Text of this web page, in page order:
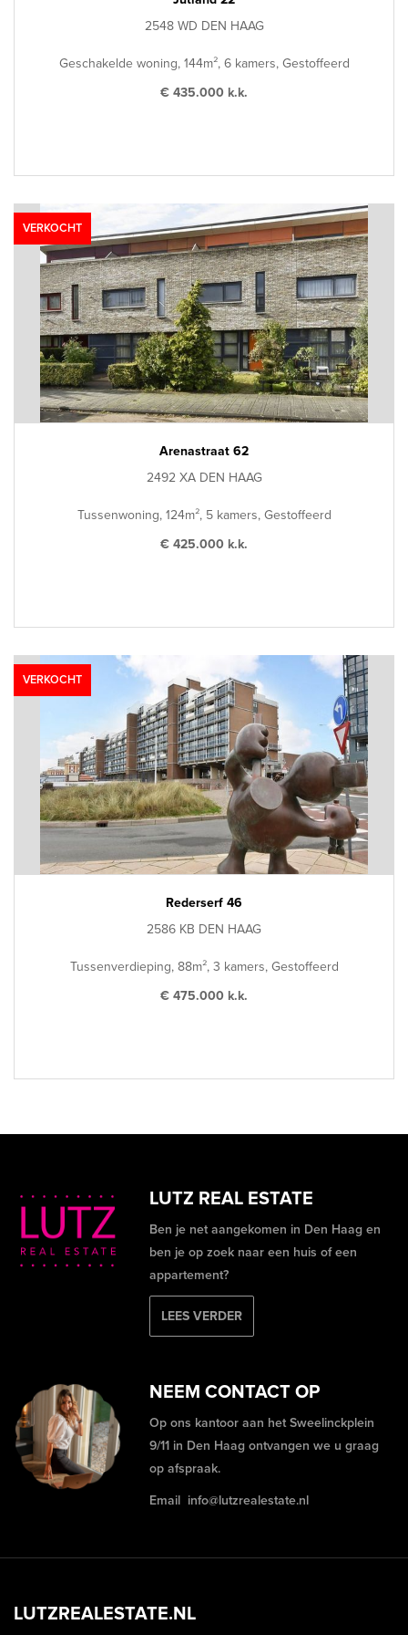
2548 WD DEN HAAG
Geschakelde woning, 144m², 6 kamers, Gestoffeerd
€ 435.000 k.k.
VERKOCHT
Arenastraat 62
2492 XA DEN HAAG
Tussenwoning, 124m², 5 kamers, Gestoffeerd
€ 425.000 k.k.
VERKOCHT
Rederserf 46
2586 KB DEN HAAG
Tussenverdieping, 88m², 3 kamers, Gestoffeerd
€ 475.000 k.k.
LUTZ REAL ESTATE
Ben je net aangekomen in Den Haag en
ben je op zoek naar een huis of een
appartement?
LEES VERDER
NEEM CONTACT OP
Op ons kantoor aan het Sweelinckplein
9/11 in Den Haag ontvangen we u graag
op afspraak.
Email info@lutzrealestate.nl
LUTZREALESTATE.NL